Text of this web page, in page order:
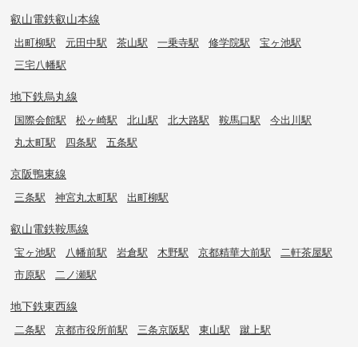
叡山電鉄叡山本線
出町柳駅 元田中駅 茶山駅 一乗寺駅 修学院駅
宝ヶ池駅
三宅八幡駅
地下鉄烏丸線
国際会館駅 松ヶ崎駅 北山駅 北大路駅 鞍馬口駅
今出川駅
丸太町駅
四条駅 五条駅
京阪鴨東線
三条駅 神宮丸太町駅 出町柳駅
叡山電鉄鞍馬線
宝ヶ池駅 八幡前駅 岩倉駅 木野駅 京都精華大前駅
二軒茶屋駅
市原駅
二ノ瀬駅
地下鉄東西線
二条駅 京都市役所前駅 三条京阪駅 東山駅 蹴上駅